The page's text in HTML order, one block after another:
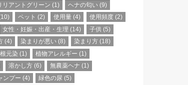
リアントグリーン (1) ヘナの匂い (9)
ペット (2) 使用量 (4) 使用頻度(2)
女性・妊娠・出産・生理 (14) 子供 (5)
(4) 染まりが悪い (8) 染まり方 (18)
根元染 (1) 植物アレルギー (1)
溶かし方 (6) 無農薬ヘナ (1)
ンプー (4) 緑色の尿 (5)